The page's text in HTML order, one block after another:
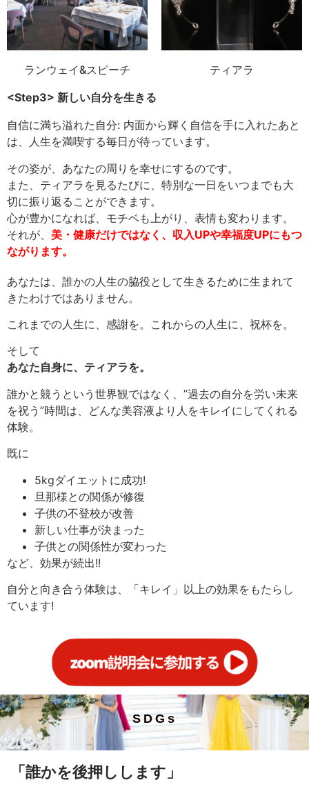
ランウェイ&スピーチ
ティアラ
<Step3> 新しい自分を生きる
自信に満ち溢れた自分: 内面から輝く自信を手に入れたあと
は、人生を満喫する毎日が待っています。
その姿が、あなたの周りを幸せにするのです。
また、 ティアラを見るたびに、特別な一日をいつまでも大
切に振り返ることができます。
心が豊かになれば、モチベも上がり、表情も変わります。
それが、 美・健康だけではなく、収入UPや幸福度UPにもつ
ながります。
あなたは、誰かの人生の脇役として生きるために生まれて
きたわけではありません。
これまでの人生に、感謝を。これからの人生に、祝杯を。
そして
あなた自身に、ティアラを。
誰かと競うという世界観ではなく、”過去の自分を労い未来
を祝う”時間は、 どんな美容液より人をキレイにしてくれる
体験。
既に
5kgダイエットに成功!
旦那様との関係が修復
子供の不登校が改善
新しい仕事が決まった
子供との関係性が変わった
など、効果が続出!!
自分と向き合う体験は、「キレイ」以上の効果をもたらし
ています!
SDGs
「誰かを後押しします」